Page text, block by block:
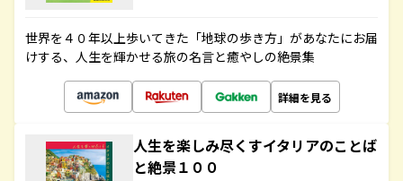
世界を４０年以上歩いてきた「地球の歩き方」があなたにお届
けする、人生を輝かせる旅の名言と癒やしの絶景集
詳細を見る
人生を楽しみ尽くすイタリアのことば
と絶景１００